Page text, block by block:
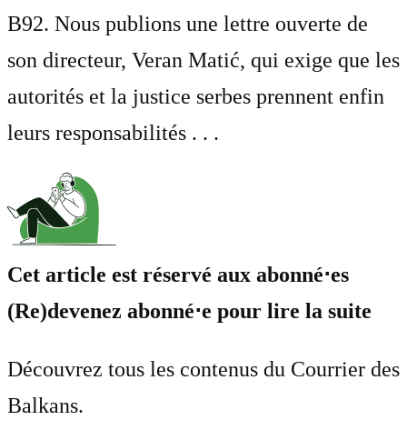
B92. Nous publions une lettre ouverte de
son directeur, Veran Matić, qui exige que les
autorités et la justice serbes prennent enfin
leurs responsabilités . . .
Cet article est réservé aux abonné⋅es
(Re)devenez abonné⋅e pour lire la suite
Découvrez tous les contenus du Courrier des
Balkans.